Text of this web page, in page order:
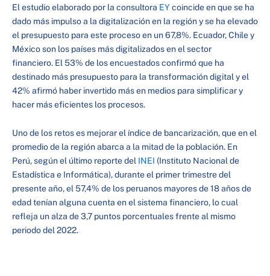
El estudio elaborado por la consultora EY coincide en que se ha
dado más impulso a la digitalización en la región y se ha elevado
el presupuesto para este proceso en un 67,8%. Ecuador, Chile y
México son los países más digitalizados en el sector
financiero. El 53% de los encuestados confirmó que ha
destinado más presupuesto para la transformación digital y el
42% afirmó haber invertido más en medios para simplificar y
hacer más eficientes los procesos.
Uno de los retos es mejorar el índice de bancarización, que en el
promedio de la región abarca a la mitad de la población. En
Perú, según el último reporte del INEI (Instituto Nacional de
Estadística e Informática), durante el primer trimestre del
presente año, el 57,4% de los peruanos mayores de 18 años de
edad tenían alguna cuenta en el sistema financiero, lo cual
refleja un alza de 3,7 puntos porcentuales frente al mismo
periodo del 2022.